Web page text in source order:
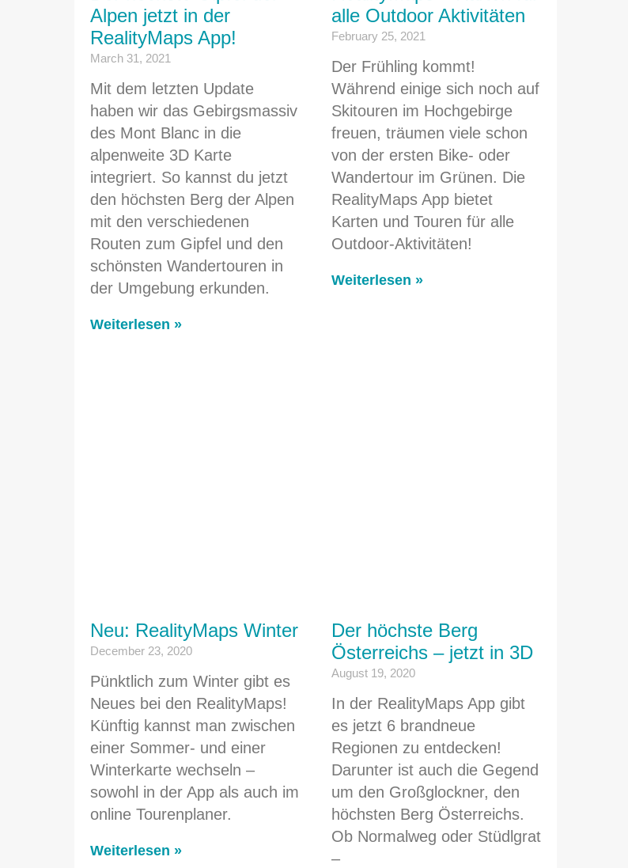
Alpen jetzt in der
RealityMaps App!
March 31, 2021
Mit dem letzten Update
haben wir das Gebirgsmassiv
des Mont Blanc in die
alpenweite 3D Karte
integriert. So kannst du jetzt
den höchsten Berg der Alpen
mit den verschiedenen
Routen zum Gipfel und den
schönsten Wandertouren in
der Umgebung erkunden.
Weiterlesen »
alle Outdoor Aktivitäten
February 25, 2021
Der Frühling kommt!
Während einige sich noch auf
Skitouren im Hochgebirge
freuen, träumen viele schon
von der ersten Bike- oder
Wandertour im Grünen. Die
RealityMaps App bietet
Karten und Touren für alle
Outdoor-Aktivitäten!
Weiterlesen »
Neu: RealityMaps Winter
December 23, 2020
Pünktlich zum Winter gibt es
Neues bei den RealityMaps!
Künftig kannst man zwischen
einer Sommer- und einer
Winterkarte wechseln –
sowohl in der App als auch im
online Tourenplaner.
Weiterlesen »
Der höchste Berg
Österreichs – jetzt in 3D
August 19, 2020
In der RealityMaps App gibt
es jetzt 6 brandneue
Regionen zu entdecken!
Darunter ist auch die Gegend
um den Großglockner, den
höchsten Berg Österreichs.
Ob Normalweg oder Stüdlgrat
–